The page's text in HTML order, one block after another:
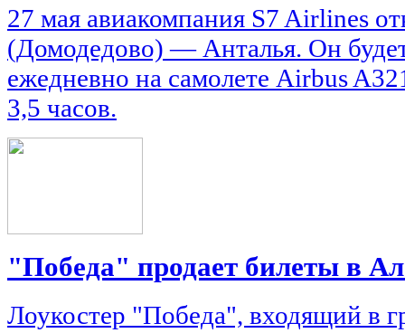
27 мая авиакомпания S7 Airlines
(Домодедово) — Анталья. Он
ежедневно на самолете Airbus
3,5 часов.
"Победа" продает билеты в
Лоукостер "Победа", входящий в